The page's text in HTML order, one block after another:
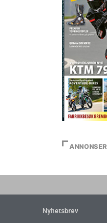
ANNONSER
Nyhetsbrev